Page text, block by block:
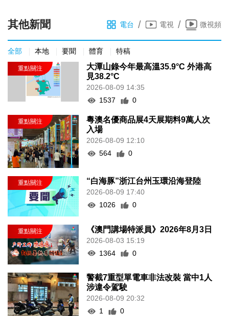
其他新聞 電台 / 電視 / 微視頻
全部 本地 要聞 體育 特稿
大潭山錄今年最高溫35.9°C 外港高
見38.2°C
2026-08-09 14:35
1537
0
粵澳名優商品展4天展期料9萬人次
入場
2026-08-09 12:10
564
0
“白海豚”浙江台州玉環沿海登陸
2026-08-09 17:40
1026
0
《澳門講場特派員》2026年8月3日
2026-08-03 15:19
1364
0
警截7重型單電車非法改裝 當中1人
涉違令駕駛
2026-08-09 20:32
1
0